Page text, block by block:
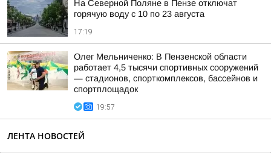
На Северной Поляне в Пензе отключат
горячую воду с 10 по 23 августа
17:19
Олег Мельниченко: В Пензенской области
работает 4,5 тысячи спортивных сооружений
— стадионов, спорткомплексов, бассейнов и
спортплощадок
19:57
ЛЕНТА НОВОСТЕЙ